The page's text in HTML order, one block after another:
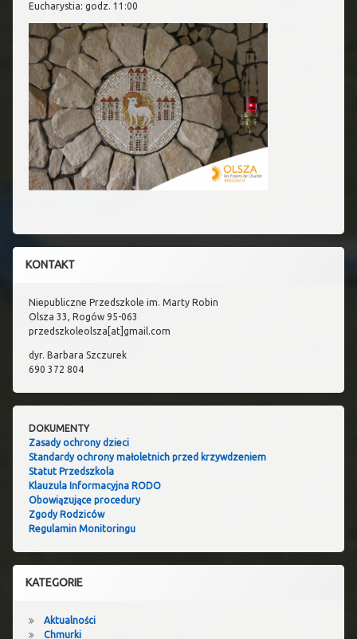
Eucharystia: godz. 11:00
KONTAKT
Niepubliczne Przedszkole im. Marty Robin
Olsza 33, Rogów 95-063
przedszkoleolsza[at]gmail.com
dyr. Barbara Szczurek
690 372 804
DOKUMENTY
Zasady ochrony dzieci
Standardy ochrony małoletnich przed krzywdzeniem
Statut Przedszkola
Klauzula Informacyjna RODO
Obowiązujące procedury
Zgody Rodziców
Regulamin Monitoringu
KATEGORIE
Aktualności
Chmurki